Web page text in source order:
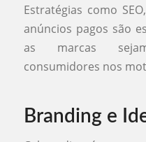
Estratégias como
anúncios pagos são
as marcas
consumidores nos
Branding e